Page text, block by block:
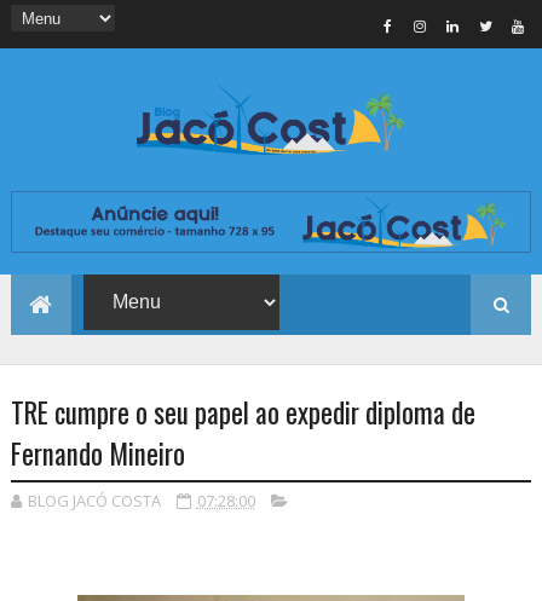
TRE cumpre o seu papel ao expedir diploma de
Fernando Mineiro
BLOG JACÓ COSTA 07:28:00